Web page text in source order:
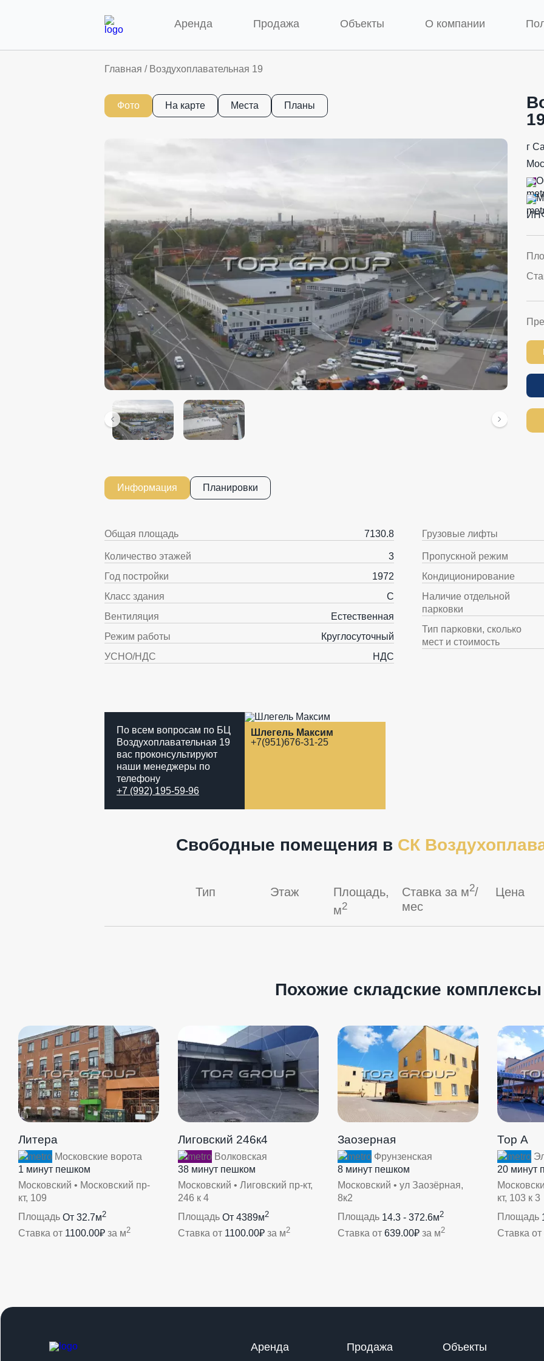
Аренда Продажа Объекты О компании
Главная / Воздухоплавательная 19
Фото На карте Места Планы
г
Информация Планировки
Общая площадь 7130.8
Количество этажей
3
Год постройки
1972
Класс здания
C
Вентиляция
Естественная
Режим работы
Круглосуточный
УСНО/НДС
НДС
Грузовые лифты
Пропускной режим
Кондиционирование
Наличие отдельной
парковки
Тип парковки, сколько
мест и стоимость
По всем вопросам по БЦ
Воздухоплавательная 19
вас проконсультируют
наши менеджеры по
телефону
+7 (992) 195-59-96
Шлегель Максим
+7(951)676-31-25
Свободные помещения в СК
Тип Этаж
Площадь,
м2
Ставка за м2/
мес
Цена
Похожие складские комплексы
Литера
Московские ворота
1 минут пешком
Московский • Московский пр-
кт, 109
Площадь От 32.7м2
Ставка от 1100.00₽ за м2
Лиговский 246к4
Волковская
38 минут пешком
Московский • Лиговский пр-кт,
246 к 4
Площадь От 4389м2
Ставка от 1100.00₽ за м2
Заозерная
Фрунзенская
8 минут пешком
Московский • ул Заозёрная,
8к2
Площадь 14.3 - 372.6м2
Ставка от 639.00₽ за м2
Тор А
20 минут
кт, 103 к 3
Площадь
Ставка от
Аренда Продажа Объекты